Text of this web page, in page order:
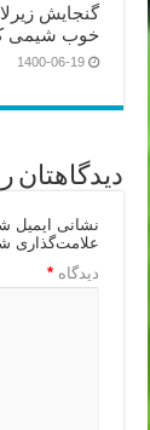
گنجایش
خوب شیمی
1400-06-19
دیدگاهتان
نشانی ایمیل
علامت‌گذاری
دیدگاه*